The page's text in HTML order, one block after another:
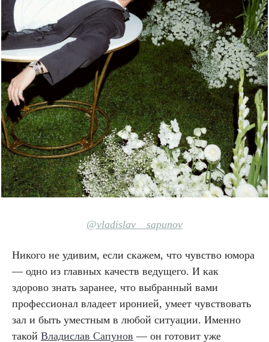
@vladislav__sapunov
Никого не удивим, если скажем, что чувство юмора
— одно из главных качеств ведущего. И как
здорово знать заранее, что выбранный вами
профессионал владеет иронией, умеет чувствовать
зал и быть уместным в любой ситуации. Именно
такой Владислав Сапунов — он готовит уже